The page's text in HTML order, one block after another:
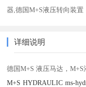
器,德国M+S液压转向装置
详细说明
德国M+S 液压马达，M+S
M+S HYDRAULIC ms-